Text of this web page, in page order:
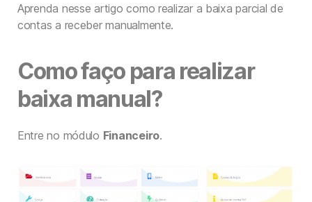
Aprenda nesse artigo como realizar a baixa parcial de
contas a receber manualmente.
Como faço para realizar
baixa manual?
Entre no módulo Financeiro.